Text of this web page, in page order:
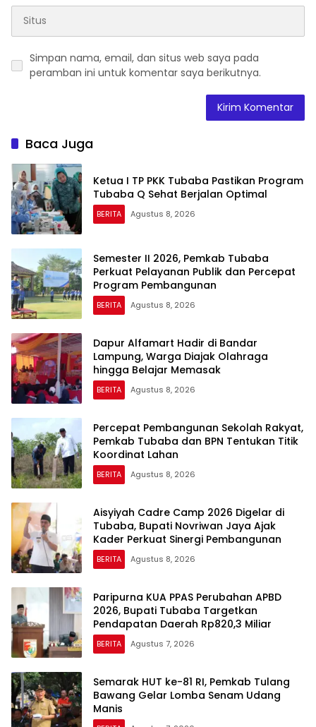
Simpan nama, email, dan situs web saya pada
peramban ini untuk komentar saya berikutnya.
Baca Juga
Ketua I TP PKK Tubaba Pastikan Program
Tubaba Q Sehat Berjalan Optimal
BERITA Agustus 8, 2026
Semester II 2026, Pemkab Tubaba
Perkuat Pelayanan Publik dan Percepat
Program Pembangunan
BERITA Agustus 8, 2026
Dapur Alfamart Hadir di Bandar
Lampung, Warga Diajak Olahraga
hingga Belajar Memasak
BERITA Agustus 8, 2026
Percepat Pembangunan Sekolah Rakyat,
Pemkab Tubaba dan BPN Tentukan Titik
Koordinat Lahan
BERITA Agustus 8, 2026
Aisyiyah Cadre Camp 2026 Digelar di
Tubaba, Bupati Novriwan Jaya Ajak
Kader Perkuat Sinergi Pembangunan
BERITA Agustus 8, 2026
Paripurna KUA PPAS Perubahan APBD
2026, Bupati Tubaba Targetkan
Pendapatan Daerah Rp820,3 Miliar
BERITA Agustus 7, 2026
Semarak HUT ke-81 RI, Pemkab Tulang
Bawang Gelar Lomba Senam Udang
Manis